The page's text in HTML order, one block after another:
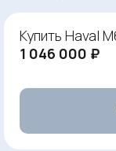
Купить Haval
1 046 000 ₽